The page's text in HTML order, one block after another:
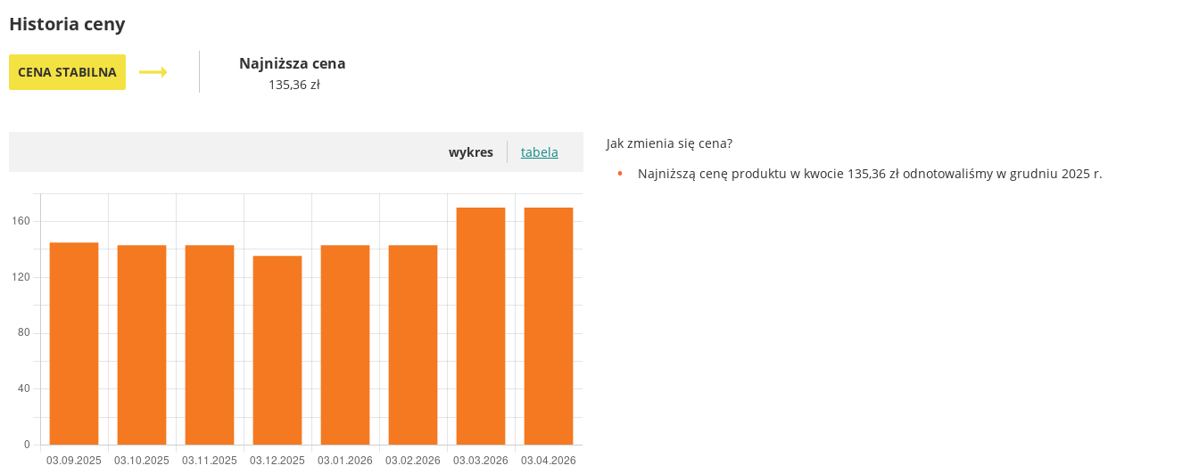
Historia ceny
CENA STABILNA trending_flat Najniższa cena
135,36 zł
wykres tabela
Jak zmienia się cena?
Najniższą cenę produktu w kwocie 135,36 zł odnotowaliśmy w grudniu 2025 r.